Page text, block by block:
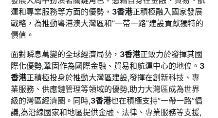
運和專業服務等方面的優勢， 3香港正積極融入國家發展
戰略，為推動粵港澳大灣區和”一帶一路”建設貢獻獨特的
價值。
面對瞬息萬變的全球經濟局勢， 3香港正致力於發揮其國
際化優勢,鞏固作為國際金融、貿易和航運中心的地位。 3
香港正積極投身於推動大灣區建設,發揮在創新科技、專
業服務、供應鏈管理等領域的優勢,助力大灣區成為世界
級的灣區經濟圈。同時,3香港也在積極支持”一帶一路”倡
議,為沿線國家和地區提供金融、法律、專業服務等支援,